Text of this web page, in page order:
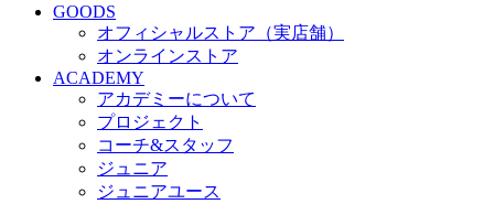
クラブ理念
クラブ情報
サステナビリティ
Web制作支援
応援プロジェクト
GOODS
オフィシャルストア（実店舗）
オンラインストア
ACADEMY
アカデミーについて
プロジェクト
コーチ&スタッフ
ジュニア
ジュニアユース